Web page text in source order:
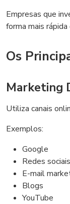
Empresas que
forma mais
Os
Marketing
Utiliza canais
Exemplos:
Google
Redes sociais
E-mail
Blogs
YouTube